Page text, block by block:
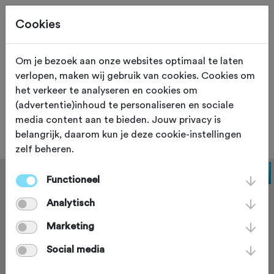
FIETSWINKEL Madrid
Kapelmuur
Cookies
Om je bezoek aan onze websites optimaal te laten
verlopen, maken wij gebruik van cookies. Cookies om
het verkeer te analyseren en cookies om
(advertentie)inhoud te personaliseren en sociale
media content aan te bieden. Jouw privacy is
belangrijk, daarom kun je deze cookie-instellingen
zelf beheren.
Functioneel
Analytisch
Marketing
Social media